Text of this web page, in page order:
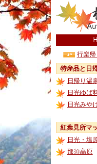
行楽帰
特産品と日
日帰り温
日光ゆば
日光みや
紅葉見所マ
日光・塩
那須高原